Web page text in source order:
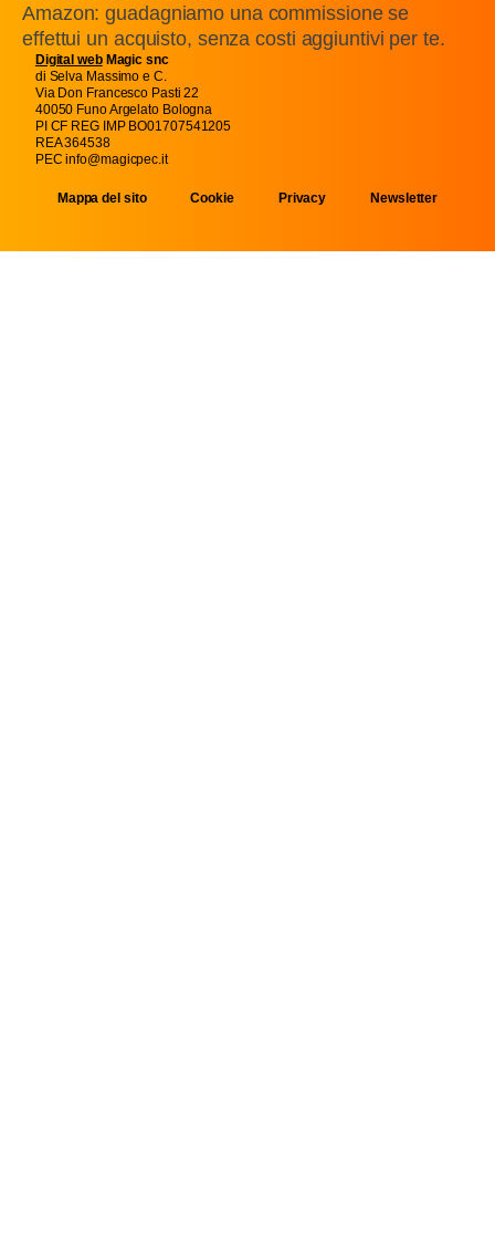
Amazon: guadagniamo una commissione se
effettui un acquisto, senza costi aggiuntivi per te.
Digital webMagic snc
di Selva Massimo e C.
Via Don Francesco Pasti 22
40050 Funo Argelato Bologna
PI CF REG IMP BO01707541205
REA 364538
PEC info@magicpec.it
Mappa del sito Cookie Privacy Newsletter